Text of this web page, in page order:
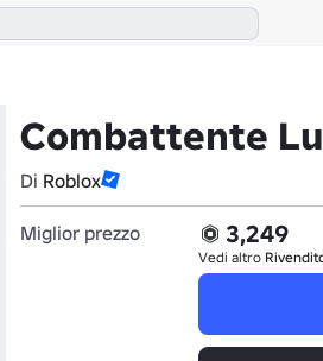
Combattente
Di Roblox
Miglior prezzo 3,249
Vedi altro